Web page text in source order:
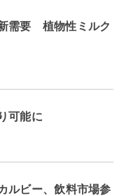
需要 植物性ミルク
可能に
ルビー、飲料市場参